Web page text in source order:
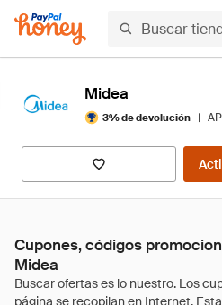
Midea
3% de devolución |
Cupones, códigos
Midea